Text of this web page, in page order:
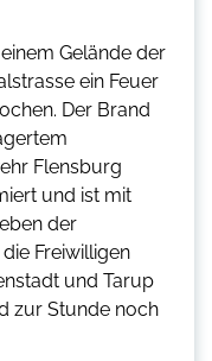
Gelände der
ein Feuer
Der Brand
Flensburg
und ist mit
der
Freiwilligen
und Tarup
zur Stunde noch